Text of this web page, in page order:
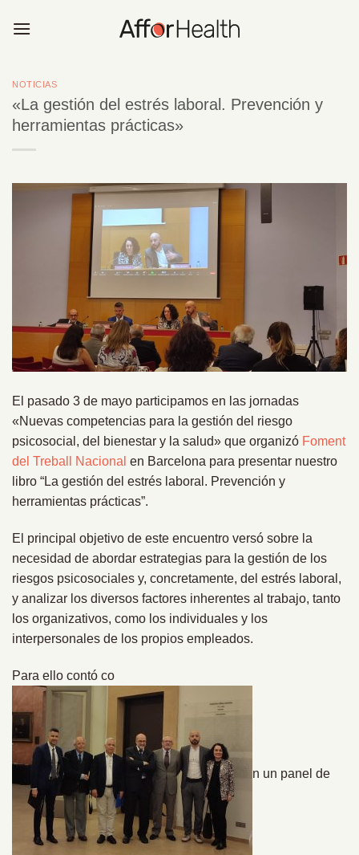
NOTICIAS
«La gestión del estrés laboral. Prevención y
herramientas prácticas»
El pasado 3 de mayo participamos en las jornadas
«Nuevas competencias para la gestión del riesgo
psicosocial, del bienestar y la salud» que organizó Foment
del Treball Nacional en Barcelona para presentar nuestro
libro “La gestión del estrés laboral. Prevención y
herramientas prácticas”.
El principal objetivo de este encuentro versó sobre la
necesidad de abordar estrategias para la gestión de los
riesgos psicosociales y, concretamente, del estrés laboral,
y analizar los diversos factores inherentes al trabajo, tanto
los organizativos, como los individuales y los
interpersonales de los propios empleados.
Para ello contó co
n un panel de